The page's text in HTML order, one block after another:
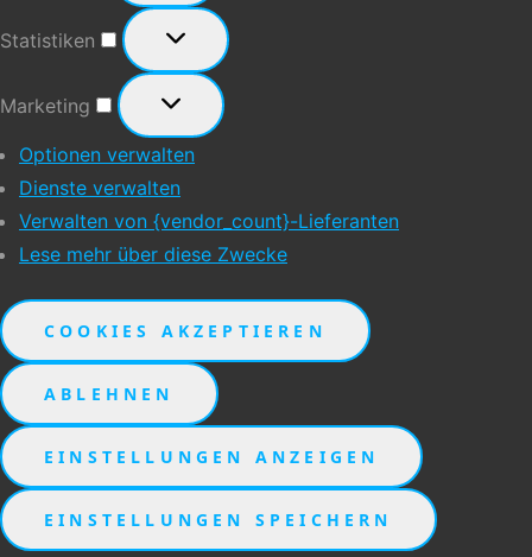
Statistiken
Statistiken
Marketing
Marketing
Optionen verwalten
Dienste verwalten
Verwalten von {vendor_count}-Lieferanten
Lese mehr über diese Zwecke
COOKIES AKZEPTIEREN
ABLEHNEN
EINSTELLUNGEN ANZEIGEN
EINSTELLUNGEN SPEICHERN